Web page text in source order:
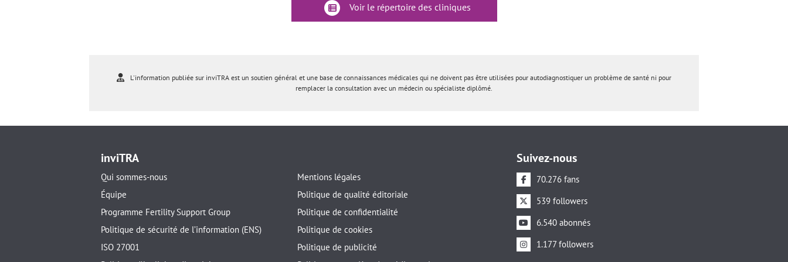
Voir le répertoire des cliniques
L'information publiée sur inviTRA est un soutien général et une base de connaissances médicales qui ne doivent pas être utilisées pour autodiagnostiquer un problème de santé ni pour
remplacer la consultation avec un médecin ou spécialiste diplômé.
inviTRA
Qui sommes-nous
Équipe
Programme Fertility Support Group
Politique de sécurité de l’information (ENS)
ISO 27001
Mentions légales
Politique de qualité éditoriale
Politique de confidentialité
Politique de cookies
Politique de publicité
Suivez-nous
70.276 fans
539 followers
6.540 abonnés
1.177 followers